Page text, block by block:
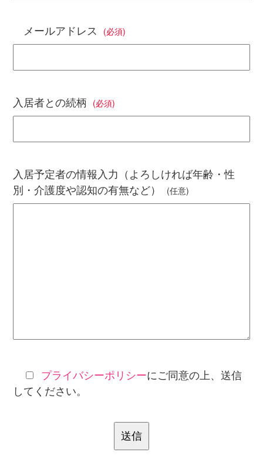
メールアドレス (必須)
入居者との続柄 (必須)
入居予定者の情報入力（よろしければ年齢・性
別・介護度や認知の有無など）
(任意)
プライバシーポリシーにご同意の上、送信
してください。